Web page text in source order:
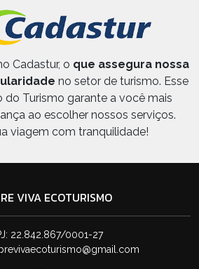
Cadastur, o que assegura nossa
no setor de turismo. Esse
do Turismo garante a você mais
ao escolher nossos serviços.
viagem com tranquilidade!
VIVA ECOTURISMO
22.842.867/0001-27